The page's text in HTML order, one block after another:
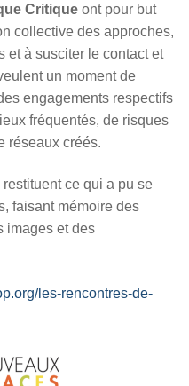
Critique ont pour but
collective des approches,
et à susciter le contact et
un moment de
engagements respectifs
fréquentés, de risques
réseaux créés.
ce qui a pu se
faisant mémoire des
images et des
les-rencontres-de-